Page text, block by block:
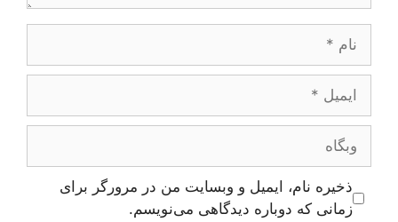
ایمیل
وبگاه
ذخیره نام، ایمیل و وبسایت من در مرورگر برای
زمانی که دوباره دیدگاهی می‌نویسم.